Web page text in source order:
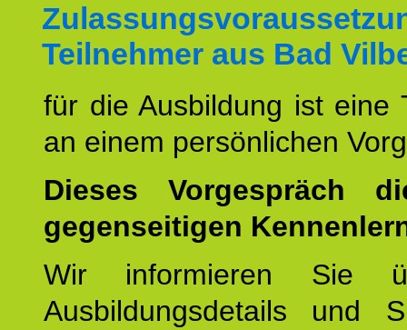
Teilnehmer aus Bad
für die Ausbildung ist eine
an einem persönlichen
Dieses Vorgespräch
gegenseitigen
Wir informieren Sie
Ausbildungsdetails und